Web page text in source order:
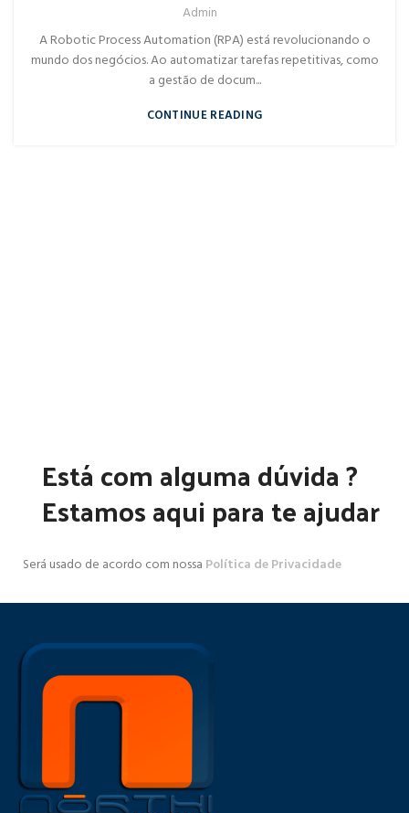
Admin
A Robotic Process Automation (RPA) está revolucionando o
mundo dos negócios. Ao automatizar tarefas repetitivas, como
a gestão de docum...
CONTINUE READING
Está com alguma dúvida ?
Estamos aqui para te ajudar
Será usado de acordo com nossa Política de Privacidade